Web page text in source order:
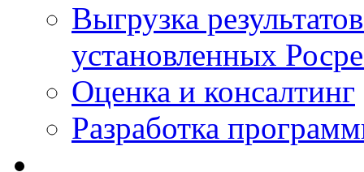
Выгрузка
установленных
Оценка и консалтинг
Разработка